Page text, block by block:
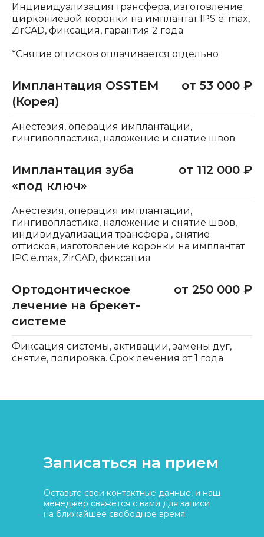
Индивидуализация трансфера, изготовление
циркониевой коронки на имплантат IPS e. max,
ZirCAD, фиксация, гарантия 2 года
*Снятие оттисков оплачивается отдельно
Имплантация OSSTEM
(Корея)
от 53 000 ₽
Анестезия, операция имплантации,
гингивопластика, наложение и снятие швов
Имплантация зуба
«под ключ»
от 112 000 ₽
Анестезия, операция имплантации,
гингивопластика, наложение и снятие швов,
индивидуализация трансфера , снятие
оттисков, изготовление коронки на имплантат
IPC e.max, ZirCAD, фиксация
Ортодонтическое
лечение на брекет-
системе
от 250 000 ₽
Фиксация системы, активации, замены дуг,
снятие, полировка. Срок лечения от 1 года
Записаться на прием
Оставьте свои контактные данные, и наш
менеджер свяжется с вами для записи
на ближайшее свободное время.